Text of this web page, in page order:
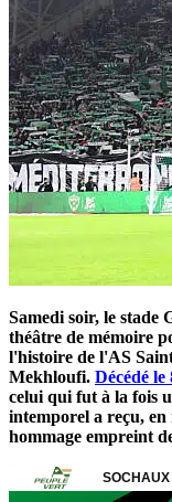
Samedi soir, le stade
théâtre de mémoire
l'histoire de l'AS
Mekhloufi. Décédé
celui qui fut à la fois
intemporel a reçu,
hommage empreint